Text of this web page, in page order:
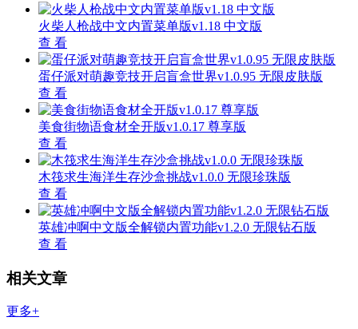
火柴人枪战中文内置菜单版v1.18 中文版
查 看
蛋仔派对萌趣竞技开启盲盒世界v1.0.95 无限皮肤版
查 看
美食街物语食材全开版v1.0.17 尊享版
查 看
木筏求生海洋生存沙盒挑战v1.0.0 无限珍珠版
查 看
英雄冲啊中文版全解锁内置功能v1.2.0 无限钻石版
查 看
相关文章
更多+